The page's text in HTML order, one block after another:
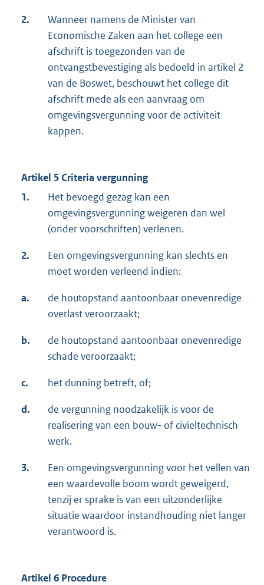
2.
Wanneer namens de Minister van
Economische Zaken aan het college een
afschrift is toegezonden van de
ontvangstbevestiging als bedoeld in artikel 2
van de Boswet, beschouwt het college dit
afschrift mede als een aanvraag om
omgevingsvergunning voor de activiteit
kappen.
Artikel 5 Criteria vergunning
1.
Het bevoegd gezag kan een
omgevingsvergunning weigeren dan wel
(onder voorschriften) verlenen.
2.
Een omgevingsvergunning kan slechts en
moet worden verleend indien:
a.
de houtopstand aantoonbaar onevenredige
overlast veroorzaakt;
b.
de houtopstand aantoonbaar onevenredige
schade veroorzaakt;
c. het dunning betreft, of;
d.
de vergunning noodzakelijk is voor de
realisering van een bouw- of civieltechnisch
werk.
3.
Een omgevingsvergunning voor het vellen van
een waardevolle boom wordt geweigerd,
tenzij er sprake is van een uitzonderlijke
situatie waardoor instandhouding niet langer
verantwoord is.
Artikel 6 Procedure